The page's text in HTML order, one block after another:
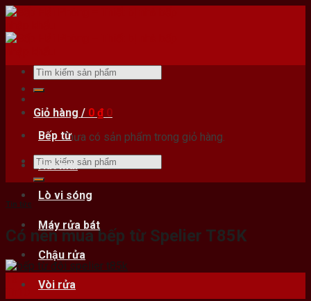
Skip
content
Bếp từ
Hút mùi
Lò vi sóng
Máy rửa bát
Chậu rửa
Vòi rửa
Tìm
kiếm:
Giỏ hàng / 0 ₫ 0
Chưa có sản phẩm trong giỏ hàng.
Tìm
kiếm:
Tin tức
Có nên mua bếp từ Spelier T85K